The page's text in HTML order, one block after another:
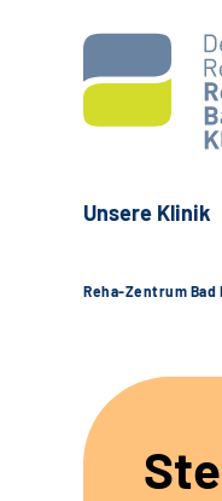
Unsere Klinik
Reha-Zentrum Bad